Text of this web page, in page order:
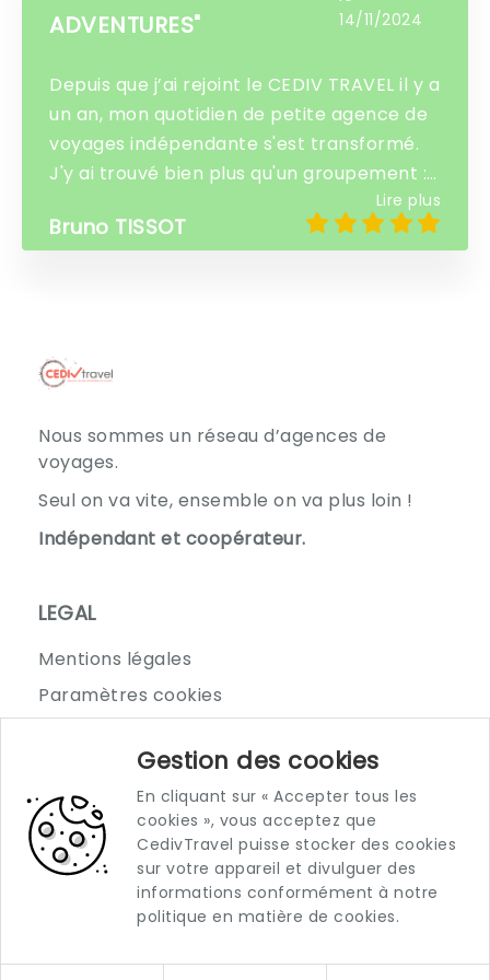
ADVENTURES"
14/11/2024
Depuis que j’ai rejoint le CEDIV TRAVEL il y a
un an, mon quotidien de petite agence de
voyages indépendante s'est transformé.
J'y ai trouvé bien plus qu'un groupement :
une véritable famille de professionnels,
des outils performants comme CEDIV Air
mes clients. Ce réseau m’offre écoute,
solidarité et expertise, avec des
formations enrichissantes. Chaque réunion
est une opportunité de grandir, de
partager des expériences et de se sentir
soutenu. Le CEDIV TRAVEL apporte à mon
agence stabilité et dynamisme, faisant de
Globatlas Adventures.
Lire plus
Bruno TISSOT
04/03/2024
Gestion des cookies
En cliquant sur « Accepter tous les
cookies », vous acceptez que
CedivTravel puisse stocker des cookies
sur votre appareil et divulguer des
informations conformément à notre
politique en matière de cookies.
Nous sommes un réseau d’agences de
voyages.
Seul on va vite, ensemble on va plus loin !
Indépendant et coopérateur.
LEGAL
Mentions légales
Paramètres cookies
Où nous trouver
22 Rue Amiral Courbet
34500 Béziers